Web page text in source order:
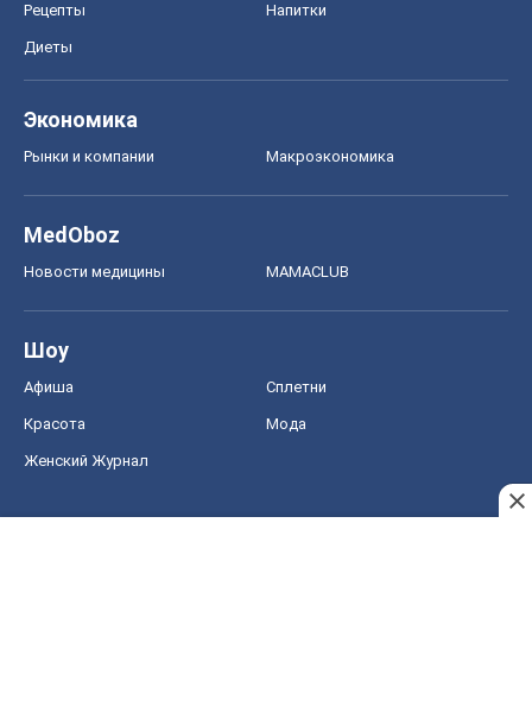
Рецепты Напитки
Диеты
Экономика
Рынки и компании Mакроэкономика
MedOboz
Новости медицины MAMACLUB
Шоу
Афиша Сплетни
Красота Мода
Женский Журнал